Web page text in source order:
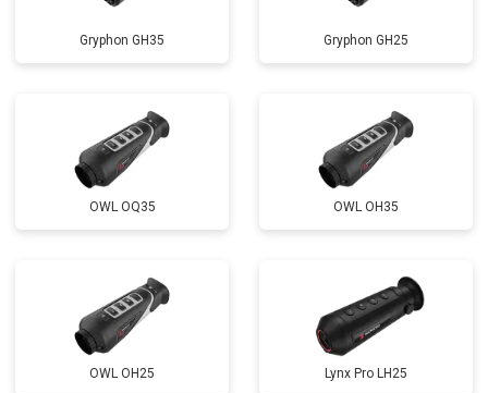
Gryphon GH35 Gryphon GH25
OWL OQ35 OWL OH35
OWL OH25 Lynx Pro LH25